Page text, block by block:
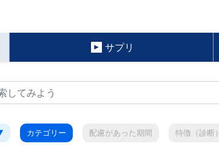
サプリ
カテゴリー 配慮があった期間 特徴（診断）